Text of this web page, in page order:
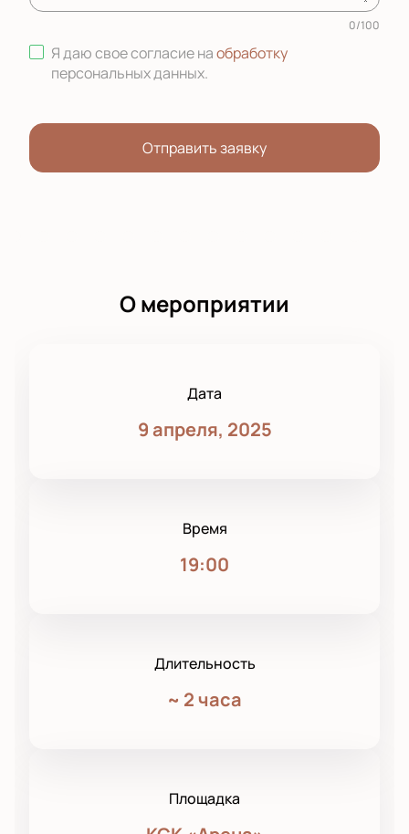
0/100
Я даю свое согласие наобработку
персональных данных.
Отправить заявку
О мероприятии
Дата
9 апреля, 2025
Время
19:00
Длительность
~ 2 часа
Площадка